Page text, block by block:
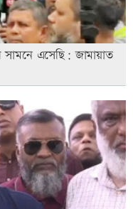
এসেছি: জামায়াত